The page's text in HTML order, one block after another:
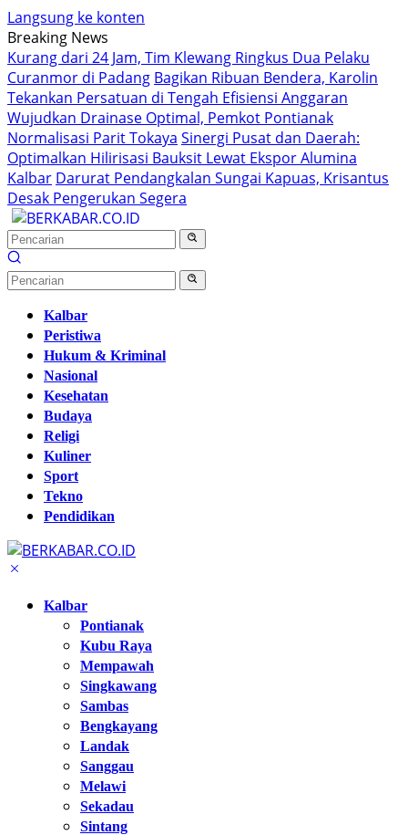
Langsung ke konten
Breaking News
Kurang dari 24 Jam, Tim Klewang Ringkus Dua Pelaku
Curanmor di Padang Bagikan Ribuan Bendera, Karolin
Tekankan Persatuan di Tengah Efisiensi Anggaran
Wujudkan Drainase Optimal, Pemkot Pontianak
Normalisasi Parit Tokaya Sinergi Pusat dan Daerah:
Optimalkan Hilirisasi Bauksit Lewat Ekspor Alumina
Kalbar Darurat Pendangkalan Sungai Kapuas, Krisantus
Desak Pengerukan Segera
Kalbar
Peristiwa
Hukum & Kriminal
Nasional
Kesehatan
Budaya
Religi
Kuliner
Sport
Tekno
Pendidikan
Kalbar
Pontianak
Kubu Raya
Mempawah
Singkawang
Sambas
Bengkayang
Landak
Sanggau
Melawi
Sekadau
Sintang